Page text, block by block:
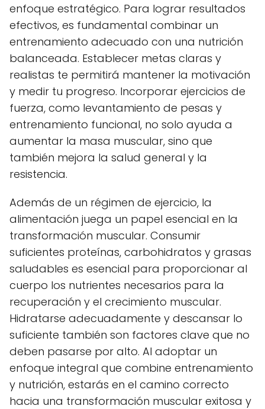
enfoque estratégico. Para lograr resultados
efectivos, es fundamental combinar un
entrenamiento adecuado con una nutrición
balanceada. Establecer metas claras y
realistas te permitirá mantener la motivación
y medir tu progreso. Incorporar ejercicios de
fuerza, como levantamiento de pesas y
entrenamiento funcional, no solo ayuda a
aumentar la masa muscular, sino que
también mejora la salud general y la
resistencia.
Además de un régimen de ejercicio, la
alimentación juega un papel esencial en la
transformación muscular. Consumir
suficientes proteínas, carbohidratos y grasas
saludables es esencial para proporcionar al
cuerpo los nutrientes necesarios para la
recuperación y el crecimiento muscular.
Hidratarse adecuadamente y descansar lo
suficiente también son factores clave que no
deben pasarse por alto. Al adoptar un
enfoque integral que combine entrenamiento
y nutrición, estarás en el camino correcto
hacia una transformación muscular exitosa y